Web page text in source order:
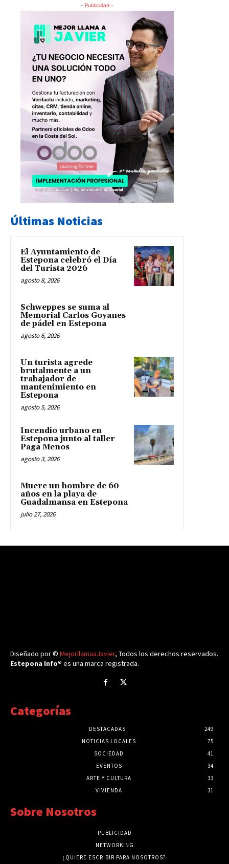
- Publicidad -
Últimas Noticias
El Ayuntamiento de
Estepona celebró el Día
del Turista 2026
agosto 8, 2026
Schweppes se suma al
Memorial Carlos Goyanes
de pádel en Estepona
agosto 6, 2026
Un turista agrede
brutalmente a un
trabajador de
mantenimiento en
Estepona
agosto 5, 2026
Incendio urbano en
Estepona junto al taller
Paga Menos
agosto 3, 2026
Muere un hombre de 60
años en la playa de
Guadalmansa en Estepona
julio 27, 2026
Diseñado por © MejorllamaaJavier, Todos los derechos reservados.
Estepona Info® es una marca registrada.
Categorías
DESTACADAS
249
NOTICIAS LOCALES
75
SOCIEDAD
41
EVENTOS
34
ARTE Y CULTURA
33
VIVIENDA
31
Sobre Nosotros
PUBLICIDAD
NETWORKING
¿QUIERE ESCRIBIR PARA NOSOTROS?